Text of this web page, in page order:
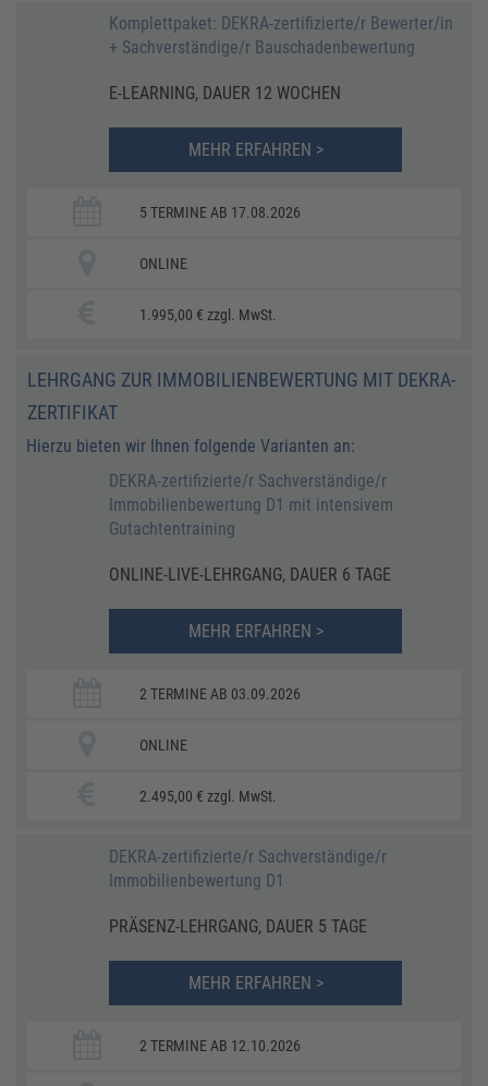
Komplettpaket: DEKRA-zertifizierte/r Bewerter/in
+ Sachverständige/r Bauschadenbewertung
E-LEARNING, DAUER 12 WOCHEN
MEHR ERFAHREN >
5 TERMINE AB 17.08.2026
ONLINE
1.995,00 € zzgl. MwSt.
LEHRGANG ZUR IMMOBILIENBEWERTUNG MIT DEKRA-
ZERTIFIKAT
Hierzu bieten wir Ihnen folgende Varianten an:
DEKRA-zertifizierte/r Sachverständige/r
Immobilienbewertung D1 mit intensivem
Gutachtentraining
ONLINE-LIVE-LEHRGANG, DAUER 6 TAGE
MEHR ERFAHREN >
2 TERMINE AB 03.09.2026
ONLINE
2.495,00 € zzgl. MwSt.
DEKRA-zertifizierte/r Sachverständige/r
Immobilienbewertung D1
PRÄSENZ-LEHRGANG, DAUER 5 TAGE
MEHR ERFAHREN >
2 TERMINE AB 12.10.2026